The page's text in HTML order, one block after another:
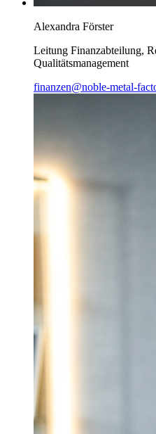
Alexandra Förster
Leitung Finanzabteilung,
Qualitätsmanagement
finanzen@noble-metal-